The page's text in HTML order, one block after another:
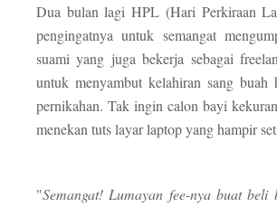
Dua bulan lagi HPL (Hari Perkiraan
pengingatnya untuk semangat
suami yang juga bekerja sebagai
untuk menyambut kelahiran sang
pernikahan. Tak ingin calon bayi
menekan tuts layar laptop yang hampir
"Semangat! Lumayan fee-nya buat